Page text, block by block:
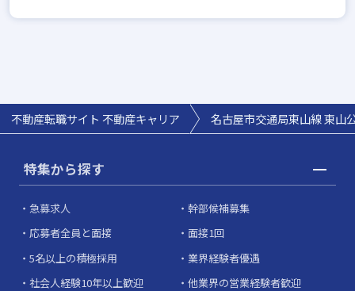
不動産転職サイト 不動産キャリア 名古屋市交通局東山線 東山
特集から探す
急募求人
幹部候補募集
応募者全員と面接
面接1回
5名以上の積極採用
業界経験者優遇
社会人経験10年以上歓迎
他業界の営業経験者歓迎